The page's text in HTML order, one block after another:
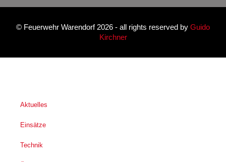
© Feuerwehr Warendorf 2026 - all rights reserved by Guido
Kirchner
Aktuelles
Einsätze
Technik